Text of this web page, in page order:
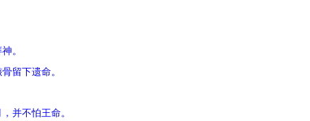
。
留下遗命。
并不怕王命。